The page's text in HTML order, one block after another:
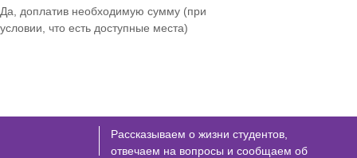
Да, доплатив необходимую сумму (при
условии, что есть доступные места)
Рассказываем о жизни студентов,
отвечаем на вопросы и сообщаем об